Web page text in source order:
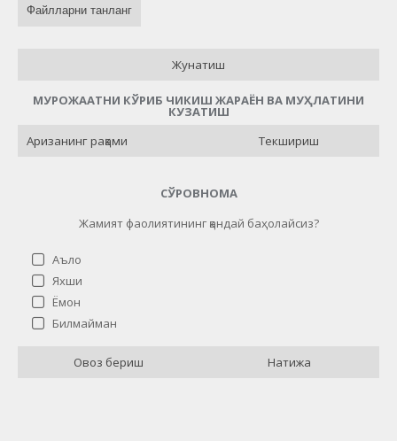
Файлларни танланг
Жунатиш
МУРОЖААТНИ КЎРИБ ЧИКИШ ЖАРАЁН ВА МУҲЛАТИНИ
КУЗАТИШ
Текшириш
СЎРОВНОМА
Жамият фаолиятининг қандай баҳолайсиз?
Аъло
Яхши
Ёмон
Билмайман
Натижа
Овоз бериш
Жамият фаолиятининг қандай баҳолайсиз?